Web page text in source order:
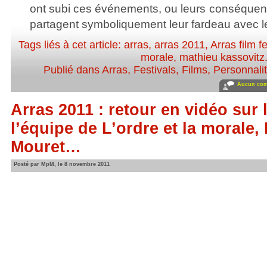
ont subi ces événements, ou leurs
partagent symboliquement leur fardeau avec
Tags liés à cet article:arras,arras 2011,Arras film
morale, mathieu kassovitz
Publié dans Arras, Festivals, Films,
Aucun
Arras 2011 : retour en vidéo sur
l’équipe de L’ordre et la morale,
Mouret…
Posté par MpM, le 8 novembre 2011